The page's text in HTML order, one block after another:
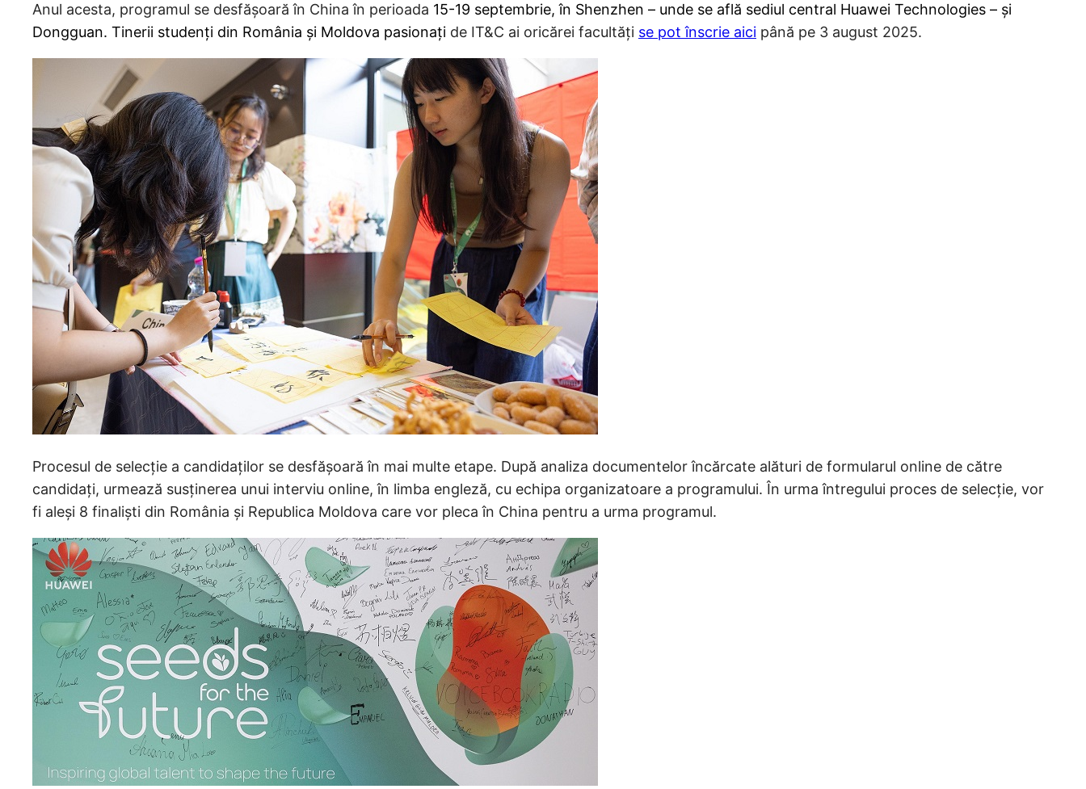
Anul acesta, programul se desfășoară în China în perioada 15-19 septembrie, în Shenzhen – unde se află sediul central Huawei Technologies – și
Dongguan. Tinerii studenți din România și Moldova pasionați de IT&C ai oricărei facultăți se pot înscrie aici până pe 3 august 2025.
Procesul de selecție a candidaților se desfășoară în mai multe etape. După analiza documentelor încărcate alături de formularul online de către
candidați, urmează susținerea unui interviu online, în limba engleză, cu echipa organizatoare a programului. În urma întregului proces de selecție, vor
fi aleși 8 finaliști din România și Republica Moldova care vor pleca în China pentru a urma programul.